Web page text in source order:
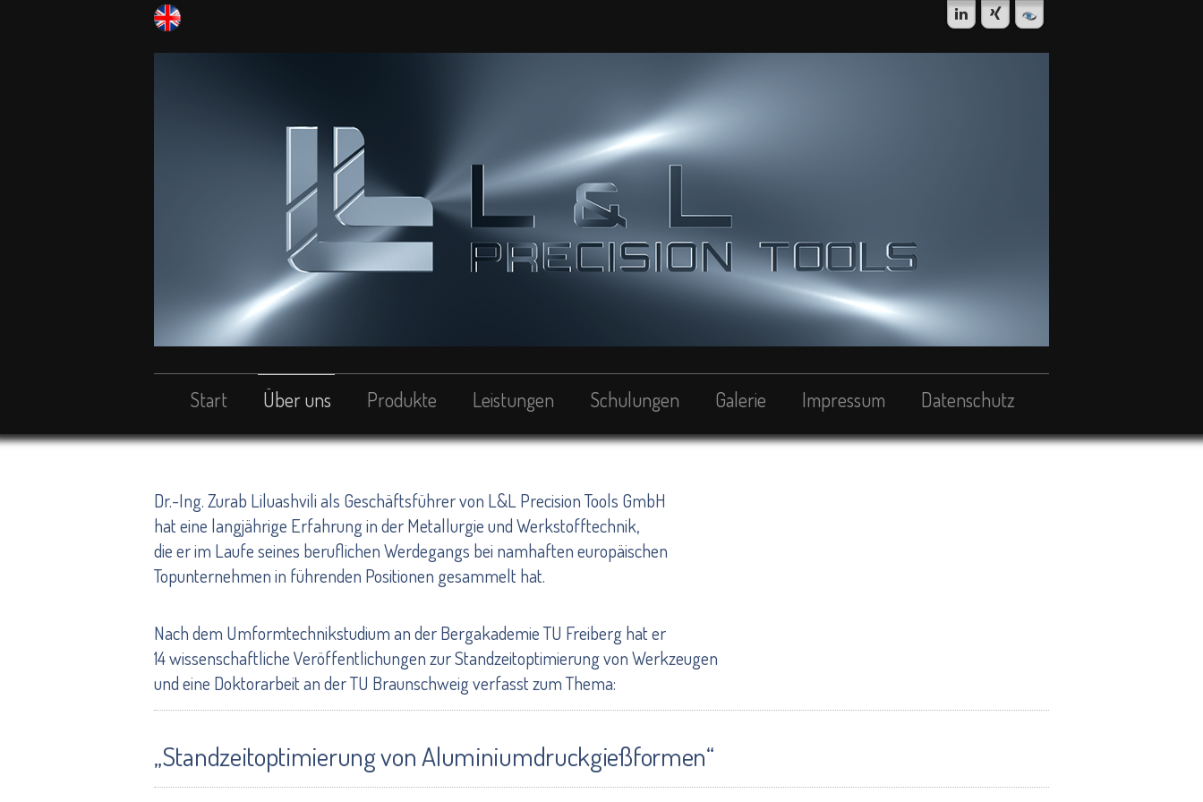
Start Über uns Produkte Leistungen Schulungen Galerie Impressum Datenschutz
Dr.-Ing. Zurab Liluashvili als Geschäftsführer von L&L Precision Tools GmbH
hat eine langjährige Erfahrung in der Metallurgie und Werkstofftechnik,
die er im Laufe seines beruflichen Werdegangs bei namhaften europäischen
Topunternehmen in führenden Positionen gesammelt hat.
Nach dem Umformtechnikstudium an der Bergakademie TU Freiberg hat er
14 wissenschaftliche Veröffentlichungen zur Standzeitoptimierung von Werkzeugen
und eine Doktorarbeit an der TU Braunschweig verfasst zum Thema:
„Standzeitoptimierung von Aluminiumdruckgießformen“